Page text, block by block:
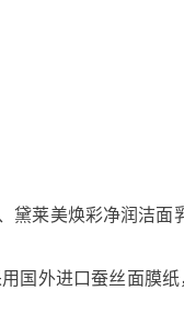
莱美焕彩净润洁
国外进口蚕丝面膜